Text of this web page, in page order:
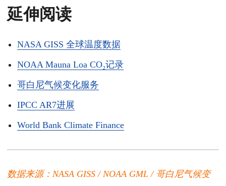
延伸阅读
NASA GISS 全球温度数据
NOAA Mauna Loa CO₂记录
哥白尼气候变化服务
IPCC AR7进展
World Bank Climate Finance
数据来源：NASA GISS / NOAA GML / 哥白尼气候变